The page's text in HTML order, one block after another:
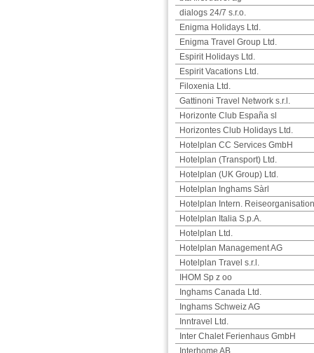
dialogs 24/7 s.r.o.
Enigma Holidays Ltd.
Enigma Travel Group Ltd.
Espirit Holidays Ltd.
Espirit Vacations Ltd.
Filoxenia Ltd.
Gattinoni Travel Network s.r.l.
Horizonte Club España sl
Horizontes Club Holidays Ltd.
Hotelplan CC Services GmbH
Hotelplan (Transport) Ltd.
Hotelplan (UK Group) Ltd.
Hotelplan Inghams Sàrl
Hotelplan Intern.
Hotelplan Italia S.p.A.
Hotelplan Ltd.
Hotelplan Management AG
Hotelplan Travel s.r.l.
IHOM Sp z oo
Inghams Canada Ltd.
Inghams Schweiz AG
Inntravel Ltd.
Inter Chalet Ferienhaus GmbH
Interhome AB